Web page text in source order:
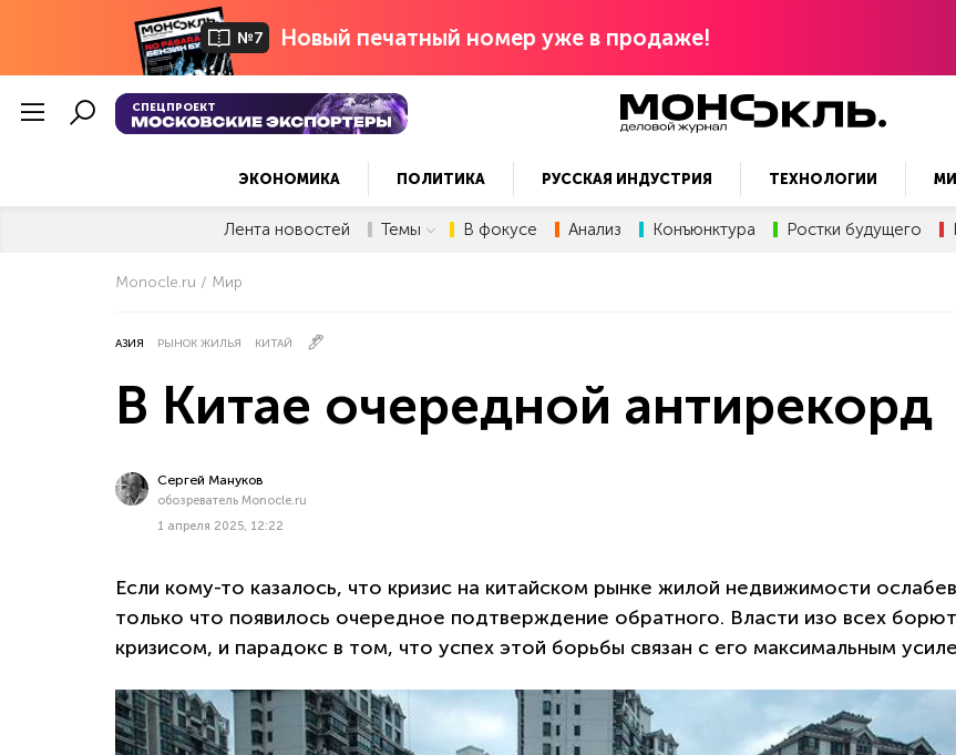
№7 Новый печатный номер уже в продаже!
СПЕЦПРОЕКТ
ЭКОНОМИКА ПОЛИТИКА РУССКАЯ ИНДУСТРИЯ ТЕХНОЛОГИИ
Лента новостей Темы В фокусе Анализ Конъюнктура Ростки будущего
Monocle.ru Мир
АЗИЯ РЫНОК ЖИЛЬЯ КИТАЙ
В Китае очередной антирекорд
Сергей Мануков
обозреватель Monocle.ru
1 апреля 2025, 12:22
Если кому-то казалось, что кризис на китайском рынке жилой недвижимости
только что появилось очередное подтверждение обратного. Власти изо всех
кризисом, и парадокс в том, что успех этой борьбы связан с его максимальным